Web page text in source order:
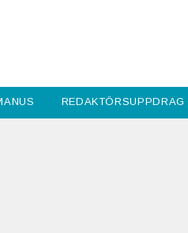
REDAKTÖRSUPPDRAG